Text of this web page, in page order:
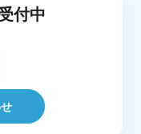
付中